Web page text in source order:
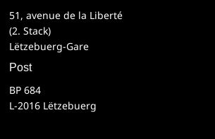
51, avenue de la Liberté
(2. Stack)
Lëtzebuerg-Gare
Post
BP 684
L-2016 Lëtzebuerg